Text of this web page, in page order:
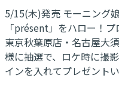
5/15(木)発売 モーニング
「présent」をハロー！
東京秋葉原店・名古屋大
様に抽選で、ロケ時に撮
インを入れてプレゼントい